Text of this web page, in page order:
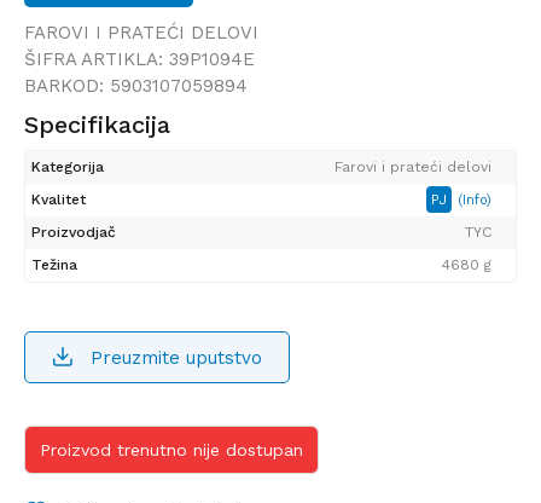
FAROVI I PRATEĆI DELOVI
ŠIFRA ARTIKLA: 39P1094E
BARKOD: 5903107059894
Specifikacija
Kategorija
Farovi i prateći delovi
Kvalitet
PJ (Info)
Proizvodjač
TYC
Težina
4680 g
Preuzmite uputstvo
Proizvod trenutno nije dostupan